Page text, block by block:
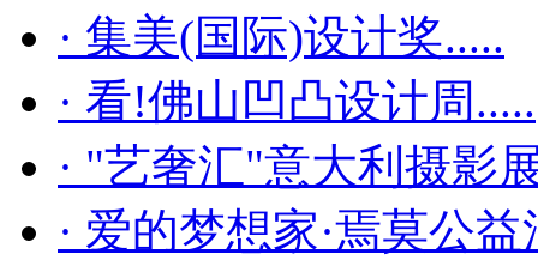
· 集美(国际)设计奖.....
· 看!佛山凹凸设计周.....
· "艺奢汇"​意大利摄影
· 爱的梦想家·焉莫公益